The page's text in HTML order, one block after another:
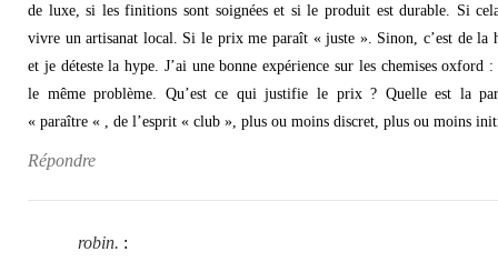
de luxe, si les finitions sont soignées et si le produit est durable. Si
vivre un artisanat local. Si le prix me paraît « juste ». Sinon, c’est de la
et je déteste la hype. J’ai une bonne expérience sur les chemises oxford :
le même problème. Qu’est ce qui justifie le prix ? Quelle est la
« paraître « , de l’esprit « club », plus ou moins discret, plus ou moins
Répondre
robin. :